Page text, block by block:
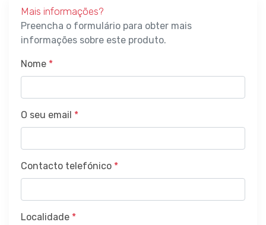
Mais informações?
Preencha o formulário para obter mais
informações sobre este produto.
Nome *
O seu email *
Contacto telefónico *
Localidade *